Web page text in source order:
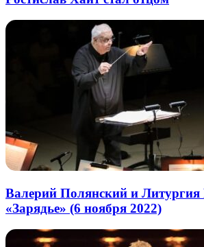
Валерий Полянский и Литургия
«Зарядье» (6 ноября 2022)